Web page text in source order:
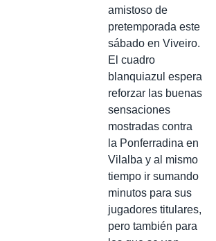
amistoso de
pretemporada este
sábado en Viveiro.
El cuadro
blanquiazul espera
reforzar las buenas
sensaciones
mostradas contra
la Ponferradina en
Vilalba y al mismo
tiempo ir sumando
minutos para sus
jugadores titulares,
pero también para